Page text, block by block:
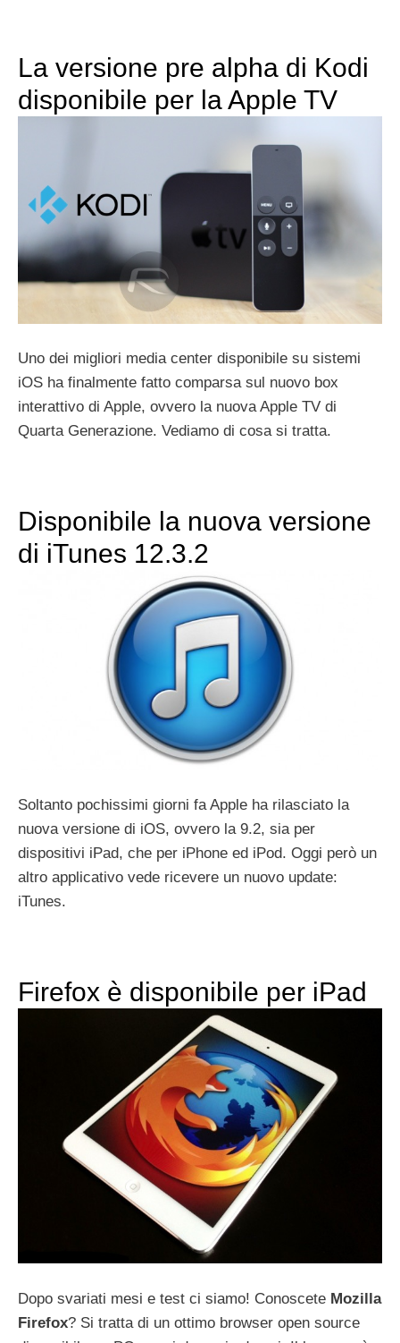
La versione pre alpha di Kodi
disponibile per la Apple TV
Uno dei migliori media center disponibile su sistemi
iOS ha finalmente fatto comparsa sul nuovo box
interattivo di Apple, ovvero la nuova Apple TV di
Quarta Generazione. Vediamo di cosa si tratta.
Disponibile la nuova versione
di iTunes 12.3.2
Soltanto pochissimi giorni fa Apple ha rilasciato la
nuova versione di iOS, ovvero la 9.2, sia per
dispositivi iPad, che per iPhone ed iPod. Oggi però un
altro applicativo vede ricevere un nuovo update:
iTunes.
Firefox è disponibile per iPad
Dopo svariati mesi e test ci siamo! Conoscete Mozilla
Firefox? Si tratta di un ottimo browser open source